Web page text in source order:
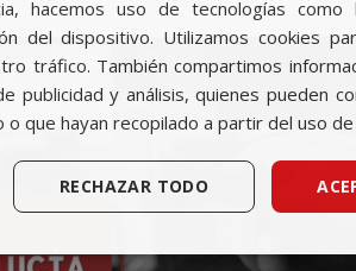
hacemos uso de tecnologías como
del dispositivo. Utilizamos cookies
tráfico. También compartimos
publicidad y análisis, quienes pueden
que hayan recopilado a partir del uso
RECHAZAR TODO